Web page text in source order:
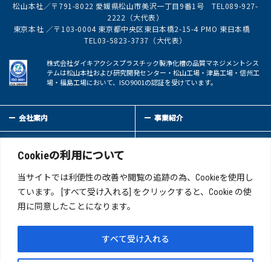
Cookieの利用について
当サイトでは利便性の改善や閲覧の追跡の為、Cookieを使用し
ています。 [すべて受け入れる] をクリックすると、Cookie の使
用に同意したことになります。
すべて受け入れる
松山本社／〒791-8022 愛媛県松山市美沢一丁目9番1号 TEL089-927-
2222（大代表）
東京本社 ／〒103-0004 東京都中央区東日本橋2-15-4 PMO 東日本橋
TEL03-5823-3737（大代表）
株式会社ダイキアクシスプラスチック製浄化槽の品質マネジメントシス
テムは松山本社および研究開発センター・松山工場・津島工場・信州工
場・福島工場において、ISO9001の認証を受けています。
会社案内 事業紹介
採用情報
お問い合わせ
このサイトについて プライバシーポリシー
反社会的勢力への対応について